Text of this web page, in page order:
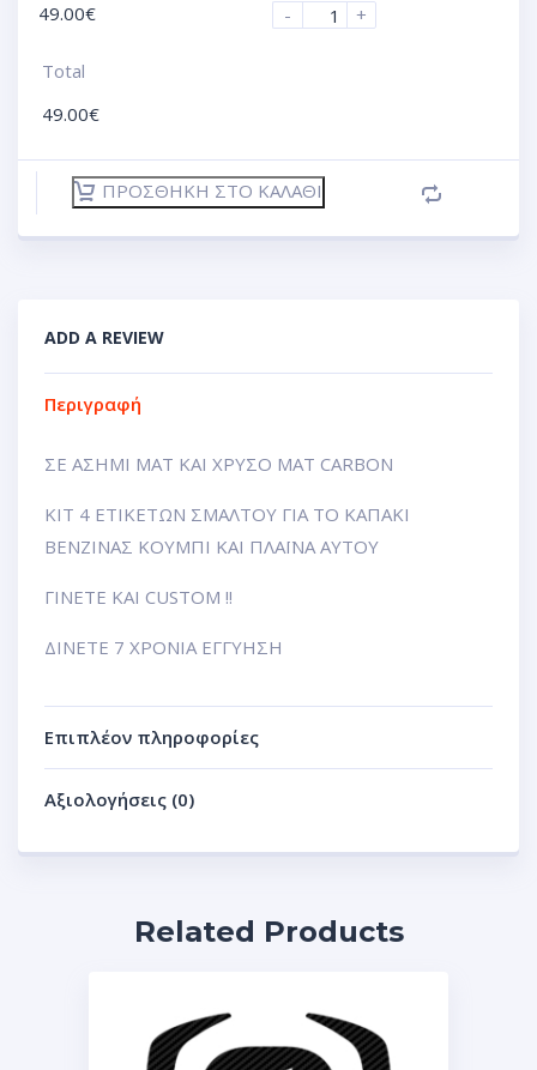
49.00€
-
+
Total
49.00€
ΠΡΟΣΘΉΚΗ ΣΤΟ ΚΑΛΆΘΙ
ADD A REVIEW
Περιγραφή
ΣΕ ΑΣΗΜΙ ΜΑΤ ΚΑΙ ΧΡΥΣΟ ΜΑΤ CARBON
KIT 4 ΕΤΙΚΕΤΩΝ ΣΜΑΛΤΟΥ ΓΙΑ ΤΟ ΚΑΠΑΚΙ
ΒΕΝΖΙΝΑΣ ΚΟΥΜΠΙ ΚΑΙ ΠΛΑΪΝΑ ΑΥΤΟΥ
ΓΙΝΕΤΕ ΚΑΙ CUSTOM !!
ΔΙΝΕΤΕ 7 ΧΡΟΝΙΑ ΕΓΓΥΗΣΗ
Επιπλέον πληροφορίες
Αξιολογήσεις (0)
Related Products